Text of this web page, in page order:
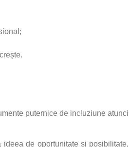
puternice de incluziune atunci
de oportunitate și posibilitate,